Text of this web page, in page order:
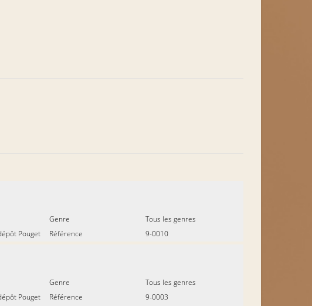
Pouget
Genre
Tous les genres
Référence
9-0010
Pouget
Genre
Tous les genres
Référence
9-0003